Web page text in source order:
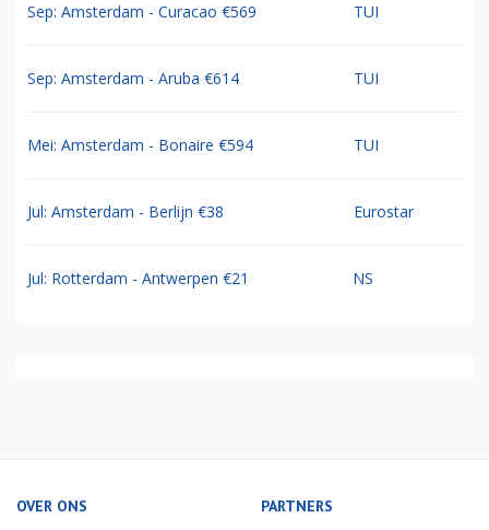
Sep: Amsterdam - Curacao €569 TUI
Sep: Amsterdam - Aruba €614 TUI
Mei: Amsterdam - Bonaire €594 TUI
Jul: Amsterdam - Berlijn €38 Eurostar
Jul: Rotterdam - Antwerpen €21 NS
OVER ONS PARTNERS